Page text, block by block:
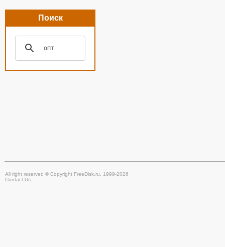
Поиск
All right reserved © Copyright FreeDisk.ru, 1999-2026
Contact Us